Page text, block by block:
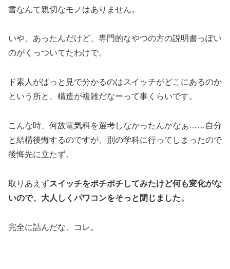
書なんて親切なモノはありません。
いや、あったんだけど、専門的なやつの方の説明書っぽい
のがくっついてたわけで。
ド素人がぱっと見で分かるのはスイッチがどこにあるのか
という所と、構造が複雑だなーって事くらいです。
こんな時、何故電気科を選考しなかったんかなぁ……自分
と結構後悔するのですが、別の学科に行ってしまったので
後悔先に立たず。
取りあえずスイッチをポチポチしてみたけど何も変化がな
いので、大人しくパワコンをそっと閉じました。
完全に詰んだな、コレ。